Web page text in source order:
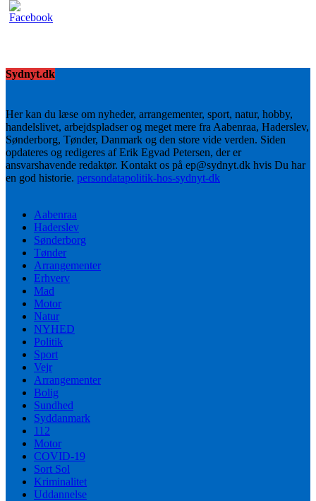
Sydnyt.dk
Her kan du læse om nyheder, arrangementer, sport, natur, hobby,
handelslivet, arbejdspladser og meget mere fra Aabenraa, Haderslev,
Sønderborg, Tønder, Danmark og den store vide verden. Siden
opdateres og redigeres af Erik Egvad Petersen, der er
ansvarshavende redaktør. Kontakt os på ep@sydnyt.dk hvis Du har
en god historie. persondatapolitik-hos-sydnyt-dk
Aabenraa
Haderslev
Sønderborg
Tønder
Arrangementer
Erhverv
Mad
Motor
Natur
NYHED
Politik
Sport
Vejr
Arrangementer
Bolig
Sundhed
Syddanmark
112
Motor
COVID-19
Sort Sol
Kriminalitet
Uddannelse